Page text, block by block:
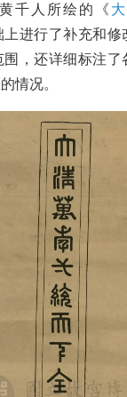
千人所绘的《
上进行了补充和修
，还详细标注了
情况。